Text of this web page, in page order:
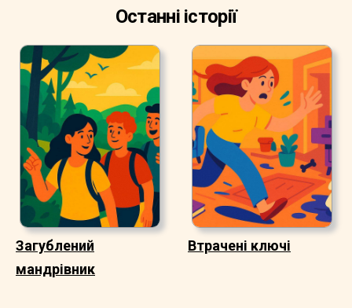
Останні історії
Загублений
мандрівник
Втрачені ключі